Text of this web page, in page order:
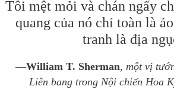
Tôi mệt mỏi và chán ngấy
quang của nó chỉ toàn là
tranh là địa
—William T. Sherman, một vị
Liên bang trong Nội chiến Hoa